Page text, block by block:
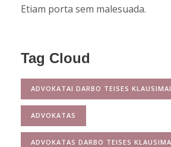
Etiam porta sem malesuada.
Tag Cloud
ADVOKATAI DARBO TEISES
ADVOKATAS
ADVOKATAS DARBO TEISES